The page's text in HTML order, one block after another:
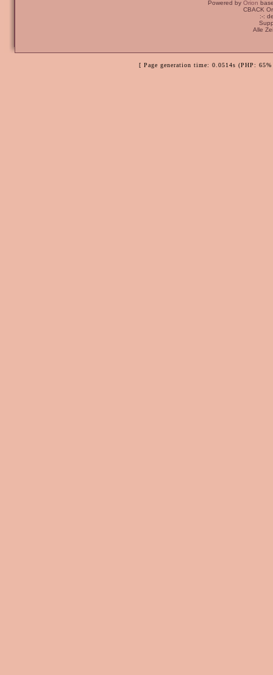
Powered by Orion
CBACK
:-:
Alle
[ Page generation time: 0.0514s (PHP: